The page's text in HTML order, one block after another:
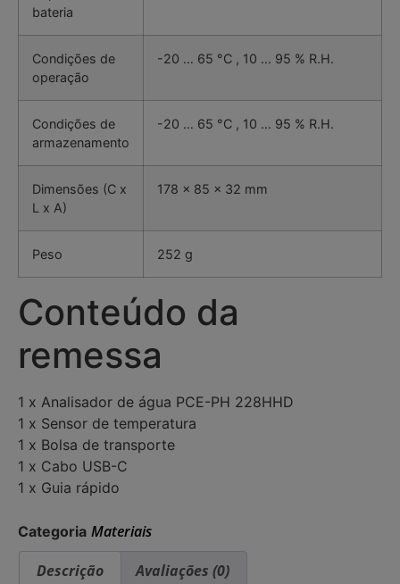
bateria
Condições de
operação
-20 … 65 °C , 10 … 95 % R.H.
Condições de
armazenamento
-20 … 65 °C , 10 … 95 % R.H.
Dimensões (C x
L x A)
178 x 85 x 32 mm
Peso 252 g
Conteúdo da
remessa
1 x Analisador de água PCE-PH 228HHD
1 x Sensor de temperatura
1 x Bolsa de transporte
1 x Cabo USB-C
1 x Guia rápido
Categoria Materiais
Descrição
Avaliações (0)